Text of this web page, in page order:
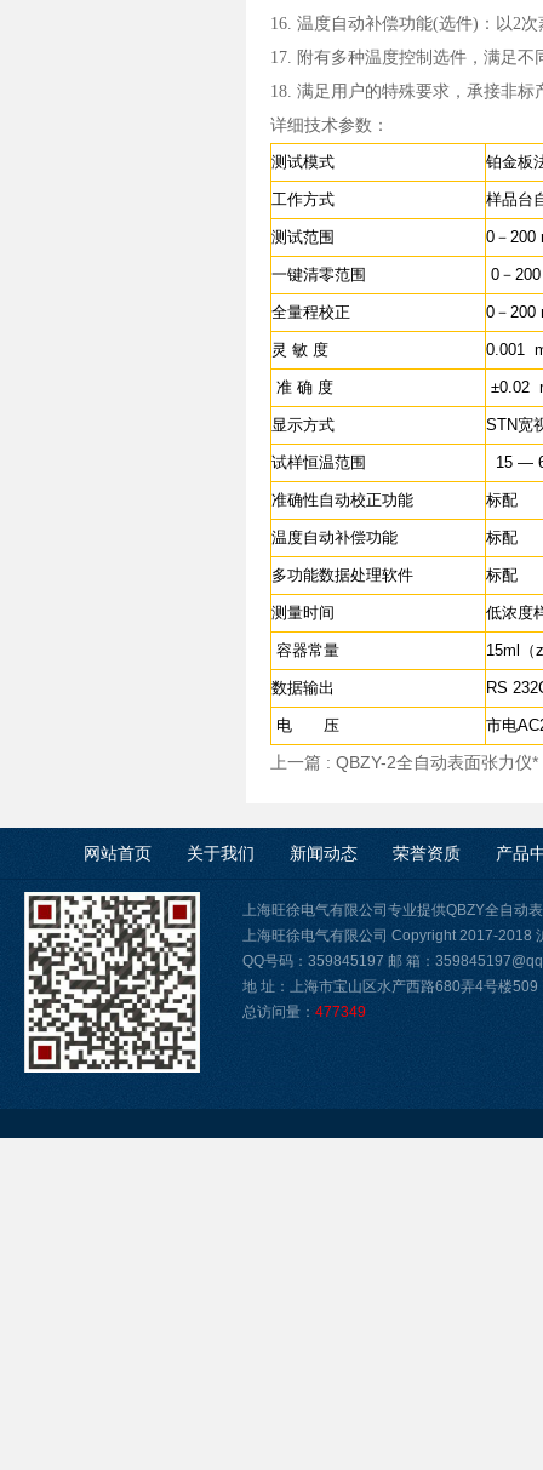
16. 温度自动补偿功能(选件)：以2
17. 附有多种温度控制选件，满足不
18. 满足用户的特殊要求，承接非标
详细技术参数：
测试模式
铂金板
工作方式 样品台
测试范围 0－200
一键清零范围 0－
全量程校正 0－200
灵 敏 度 0.001
准 确 度 ±0.02
显示方式 STN宽
试样恒温范围 15 —
准确性自动校正功能 标配
温度自动补偿功能 标配
多功能数据处理软件 标配
测量时间 低浓度
容器常量 15ml（
数据输出 RS
电 压 市电
上一篇 : QBZY-2全自动表面张力仪*
网站首页 关于我们 新闻动态 荣誉资质 产品
上海旺徐电气有限公司专业提供QBZY全自动
上海旺徐电气有限公司 Copyright 2017-2018
QQ号码：359845197 邮 箱：
地 址：上海市宝山区水产西路680弄4号楼509
总访问量： 477349